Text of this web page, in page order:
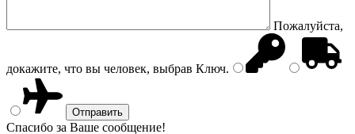
Пожалуйста,
докажите, что вы человек, выбрав Ключ.
Спасибо за Ваше сообщение!